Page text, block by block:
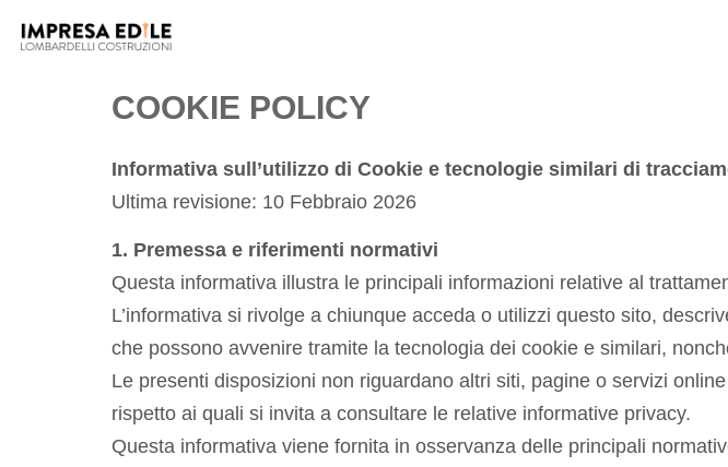
COOKIE POLICY
Informativa sull’utilizzo di Cookie e tecnologie similari di
Ultima revisione: 10 Febbraio 2026
1. Premessa e riferimenti normativi
Questa informativa illustra le principali informazioni relative al
L’informativa si rivolge a chiunque acceda o utilizzi questo sito,
che possono avvenire tramite la tecnologia dei cookie e similari,
Le presenti disposizioni non riguardano altri siti, pagine o servizi
rispetto ai quali si invita a consultare le relative informative privacy.
Questa informativa viene fornita in osservanza delle principali